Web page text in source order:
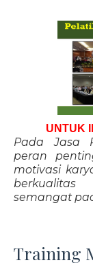
UNTUK
Pada Jasa
peran
motivasi
semangat
Training